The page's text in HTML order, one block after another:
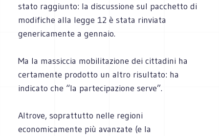
stato raggiunto: la discussione sul pacchetto di
modifiche alla legge 12 è stata rinviata
genericamente a gennaio.
Ma la massiccia mobilitazione dei cittadini ha
certamente prodotto un altro risultato: ha
indicato che “la partecipazione serve”.
Altrove, soprattutto nelle regioni
economicamente più avanzate (e la